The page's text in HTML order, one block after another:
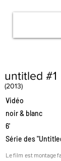
untitled #1
(2013)
Vidéo
noir & blanc
6'
Série des
Le film est montage